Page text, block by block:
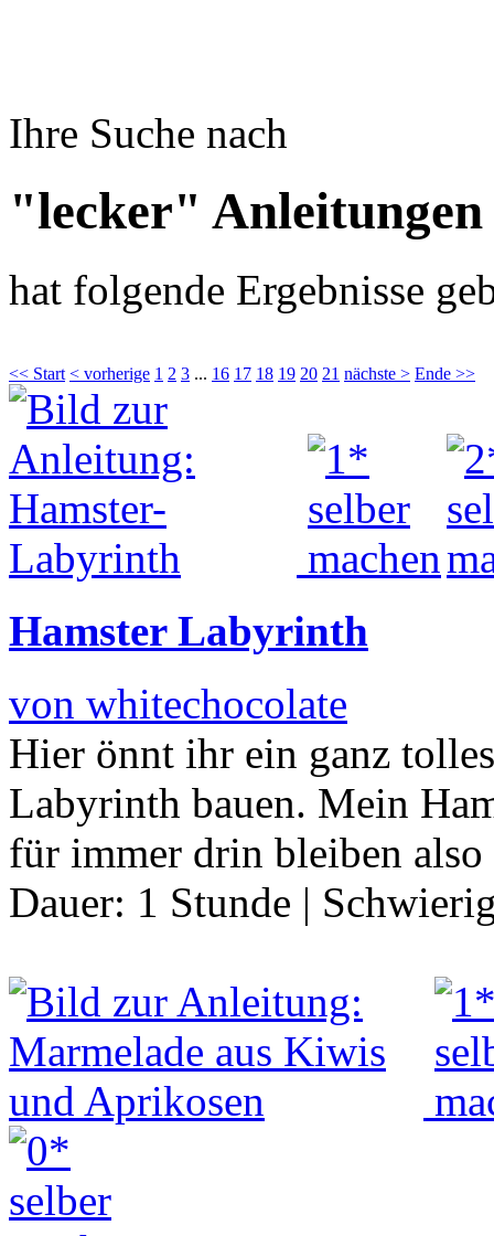
Ihre Suche nach
"lecker" Anleitungen
hat folgende Ergebnisse
<< Start < vorherige 1 2 3 ... 16 17 18 19 20 21 nächste > Ende >>
Hamster Labyrinth
von whitechocolate
Hier önnt ihr ein ganz
Labyrinth bauen. Mein
für immer drin bleiben
Dauer: 1 Stunde |